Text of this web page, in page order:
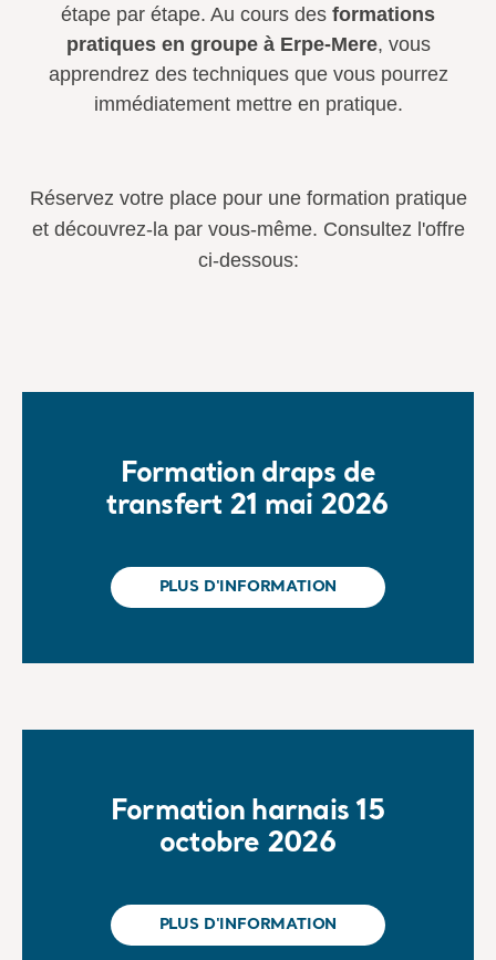
étape par étape. Au cours des formations
pratiques en groupe à Erpe-Mere, vous
apprendrez des techniques que vous pourrez
immédiatement mettre en pratique.
Réservez votre place pour une formation pratique
et découvrez-la par vous-même. Consultez l'offre
ci-dessous:
Formation draps de
transfert 21 mai 2026
PLUS D'INFORMATION
Formation harnais 15
octobre 2026
PLUS D'INFORMATION